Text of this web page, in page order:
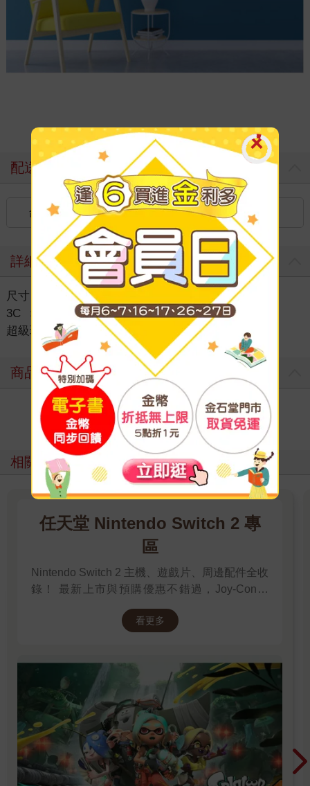
配送方式
台灣 國內宅配：本島（廠商出貨）
詳細資料
尺寸 91.5 × 61 × 0.1 公分
3C
＞ 娛樂電玩| 卡牌 ＞ 電玩進口週邊商品
超級瑪利歐兄弟
商品評價
寫評價
相關主題
任天堂 Nintendo Switch 2 專
區
Nintendo Switch 2 主機、遊戲片、周邊配件全收
錄！ 最新上市與預購優惠不錯過，Joy-Con、
看更多